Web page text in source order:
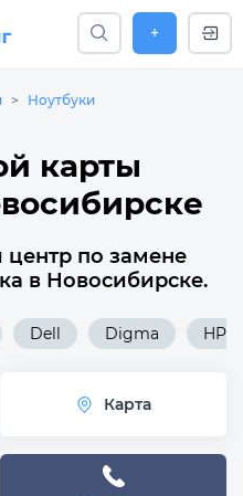
+
Ноутбуки
карты
центр по замене
в Новосибирске.
Dell Digma HP
Карта